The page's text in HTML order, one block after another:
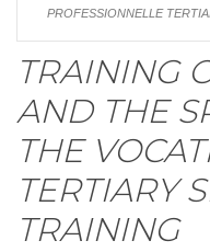
PROFESSIONNELLE
TRAINING
AND THE
THE
TERTIARY
TRAINING